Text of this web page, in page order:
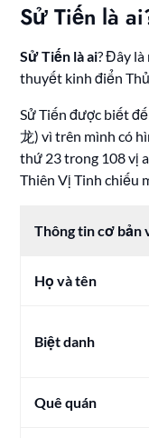
Sử Tiến là
Sử Tiến là ai? Đây
thuyết kinh điển
Sử Tiến được biết
龙) vì trên mình có
thứ 23 trong 108 vị
Thiên Vị Tinh chiếu
Thông tin cơ bản
Họ và tên
Biệt danh
Quê quán